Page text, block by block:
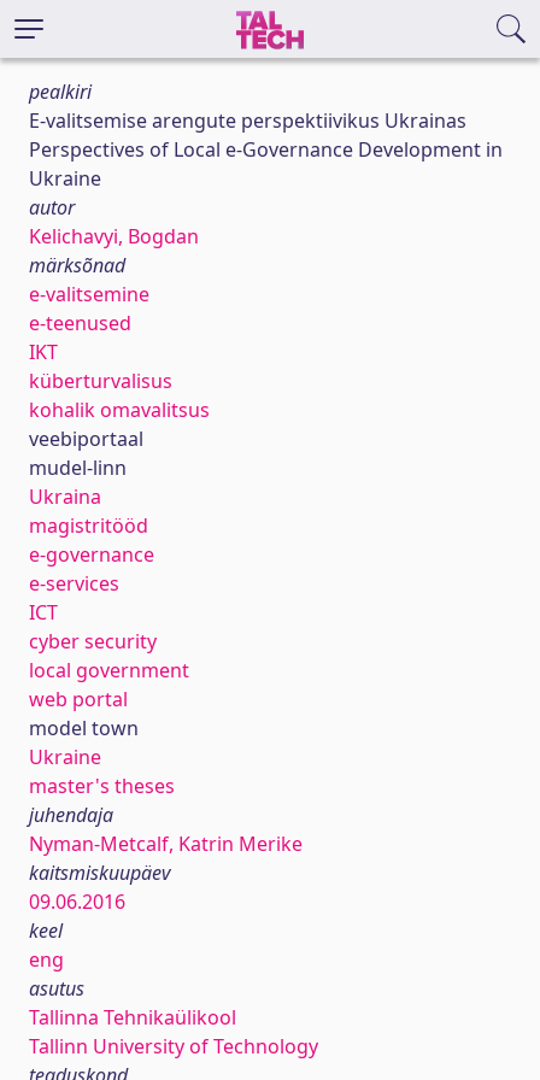
pealkiri
E-valitsemise arengute perspektiivikus Ukrainas
Perspectives of Local e-Governance Development in
Ukraine
autor
Kelichavyi, Bogdan
märksõnad
e-valitsemine
e-teenused
IKT
küberturvalisus
kohalik omavalitsus
veebiportaal
mudel-linn
Ukraina
magistritööd
e-governance
e-services
ICT
cyber security
local government
web portal
model town
Ukraine
master's theses
juhendaja
Nyman-Metcalf, Katrin Merike
kaitsmiskuupäev
09.06.2016
keel
eng
asutus
Tallinna Tehnikaülikool
Tallinn University of Technology